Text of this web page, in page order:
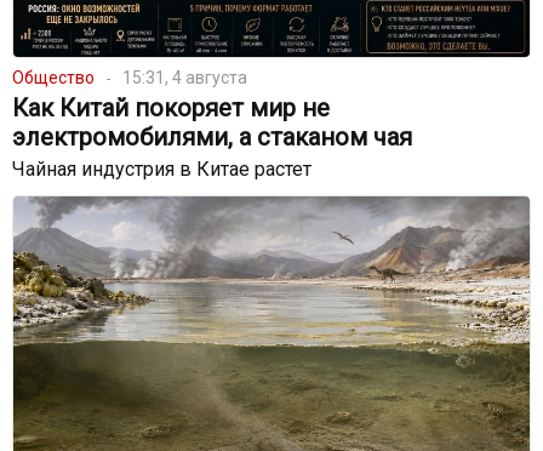
Общество 15:31, 4 августа
Как Китай покоряет мир не
электромобилями, а стаканом чая
Чайная индустрия в Китае растет